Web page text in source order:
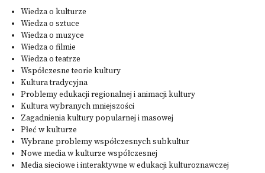
Wiedza o kulturze
Wiedza o sztuce
Wiedza o muzyce
Wiedza o filmie
Wiedza o teatrze
Współczesne teorie kultury
Kultura tradycyjna
Problemy edukacji regionalnej i animacji kultury
Kultura wybranych mniejszości
Zagadnienia kultury popularnej i masowej
Płeć w kulturze
Wybrane problemy współczesnych subkultur
Nowe media w kulturze współczesnej
Media sieciowe i interaktywne w edukacji kulturoznawczej